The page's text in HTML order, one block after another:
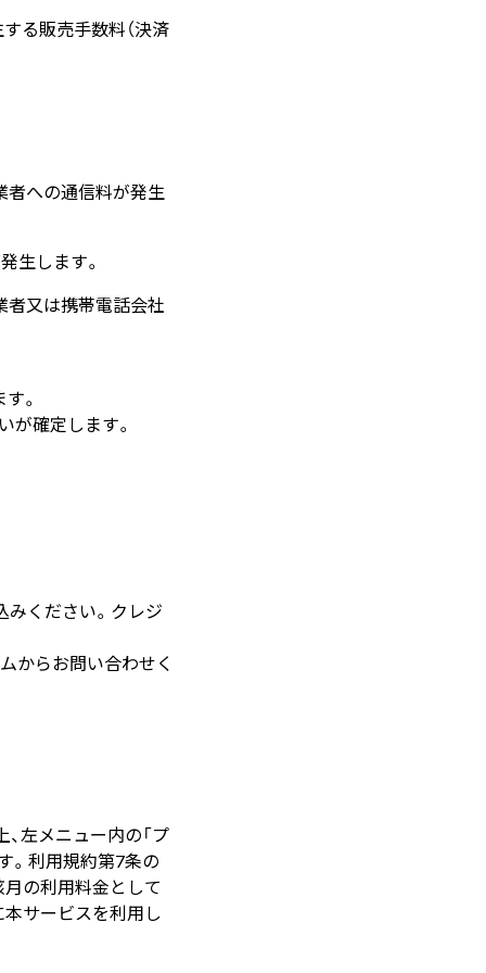
る販売手数料（決済
者への通信料が発生
生します。
者又は携帯電話会社
。
が確定します。
みください。クレジ
からお問い合わせく
左メニュー内の「プ
。利用規約第7条の
の利用料金として
サービスを利用し